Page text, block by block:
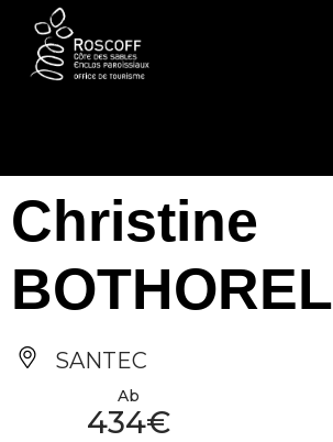
Christine
BOTHOREL
SANTEC
Ab
434€
Cookies management panel